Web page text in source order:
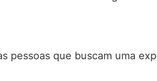
pessoas que buscam uma